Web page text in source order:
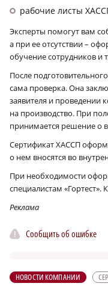
рабочие листы
Эксперты помогут вам
а при ее отсутствии –
обучение сотрудников и
После
сама проверка. Она
заявителя и проведении
на производство. При
принимается решение о
Сертификат ХАССП
о нем вносятся во
При необходимости
специалистам «Гортест».
Реклама
Сообщить об ошибке
НОВОСТИ КОМПАНИИ